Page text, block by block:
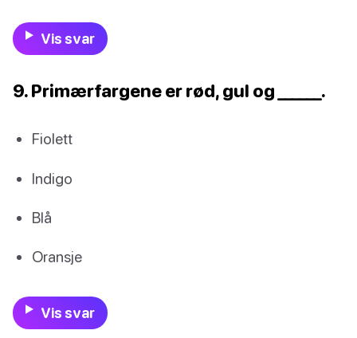
Vis svar
9. Primærfargene er rød, gul og ______.
Fiolett
Indigo
Blå
Oransje
Vis svar